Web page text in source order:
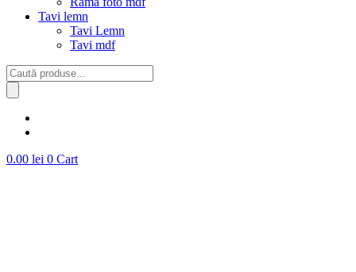
Tavi lemn
Tavi Lemn
Tavi mdf
Products
search
0.00 lei 0 Cart